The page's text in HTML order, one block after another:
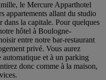
le Mercure Apparthotel
appartements allant du studio
dans la capitale. Pour quelques
hôtel à Boulogne-
entre notre bar-restaurant
privé. Vous aurez
automatique et à un parking
donc comme à la maison,